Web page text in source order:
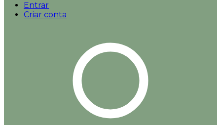
Entrar
Criar conta